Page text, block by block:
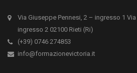
Via Giuseppe Pennesi, 2 – ingresso 1
ingresso 2 02100 Rieti (Ri)
(+39) 0746 274853
info@formazionevictoria.it